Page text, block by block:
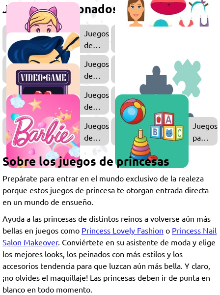
Juegos relacionados
Juegos
de
Chicas
Juegos
de
Maquillaje
Juegos
de
Bodas
Juegos
de
Amor
Juegos
de
Barbie
Juegos
para
Sobre los juegos de princesas
Prepárate para entrar en el mundo exclusivo de la realeza
porque estos juegos de princesa te otorgan entrada directa
en un mundo de ensueño.
Ayuda a las princesas de distintos reinos a volverse aún más
bellas en juegos como Princess Lovely Fashion o Princess Nail
Salon Makeover. Conviértete en su asistente de moda y elige
los mejores looks, los peinados con más estilos y los
accesorios tendencia para que luzcan aún más bella. Y claro,
¡no olvides el maquillaje! Las princesas deben ir de punta en
blanco en todo momento.